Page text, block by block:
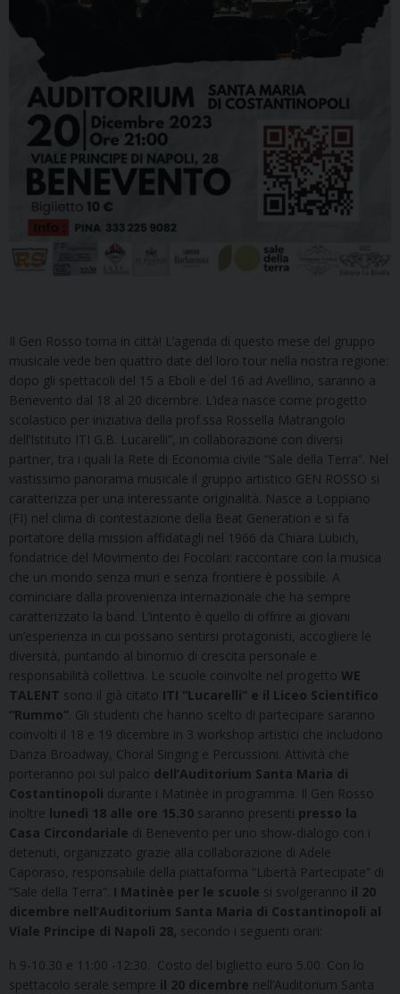
Il Gen Rosso torna in città! L’agenda di questo mese del gruppo
musicale vede ben quattro date del loro tour nella nostra regione:
dopo gli spettacoli del 15 a Eboli e del 16 ad Avellino, saranno a
Benevento dal 18 al 20 dicembre. L’idea nasce come progetto
scolastico per iniziativa della prof.ssa Rossella Matrangolo
dell’Istituto ITI G.B. Lucarelli”, in collaborazione con diversi
partner, tra i quali la Rete di Economia civile “Sale della Terra”. Nel
vastissimo panorama musicale il gruppo artistico GEN ROSSO si
caratterizza per una interessante originalità. Nasce a Loppiano
(FI) nel clima di contestazione della Beat Generation e si fa
portatore della mission affidatagli nel 1966 da Chiara Lubich,
fondatrice del Movimento dei Focolari: raccontare con la musica
che un mondo senza muri e senza frontiere è possibile. A
cominciare dalla provenienza internazionale che ha sempre
caratterizzato la band. L’intento è quello di offrire ai giovani
un’esperienza in cui possano sentirsi protagonisti, accogliere le
diversità, puntando al binomio di crescita personale e
responsabilità collettiva. Le scuole coinvolte nel progetto WE
TALENT sono il già citato ITI “Lucarelli” e il Liceo Scientifico
“Rummo” . Gli studenti che hanno scelto di partecipare saranno
coinvolti il 18 e 19 dicembre in 3 workshop artistici che includono
Danza Broadway, Choral Singing e Percussioni. Attività che
porteranno poi sul palco dell’Auditorium Santa Maria di
Costantinopoli durante i Matinèe in programma. Il Gen Rosso
inoltre lunedì 18 alle ore 15.30 saranno presenti presso la
Casa Circondariale di Benevento per uno show-dialogo con i
detenuti, organizzato grazie alla collaborazione di Adele
Caporaso, responsabile della piattaforma “Libertà Partecipate” di
“Sale della Terra”. I Matinèe per le scuole si svolgeranno il 20
dicembre nell’Auditorium Santa Maria di Costantinopoli al
Viale Principe di Napoli 28, secondo i seguenti orari:
h 9-10.30 e 11:00 -12:30. Costo del biglietto euro 5.00. Con lo
spettacolo serale sempre il 20 dicembre nell’Auditorium Santa